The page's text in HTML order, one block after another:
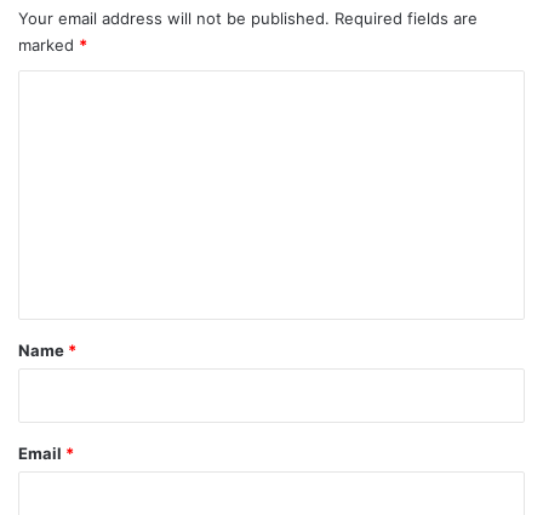
Your email address will not be published. Required fields are
marked *
*
Name *
Email *